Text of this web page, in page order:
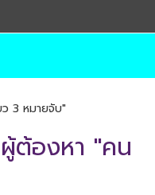
3 หมายจับ"
ต้องหา "คน